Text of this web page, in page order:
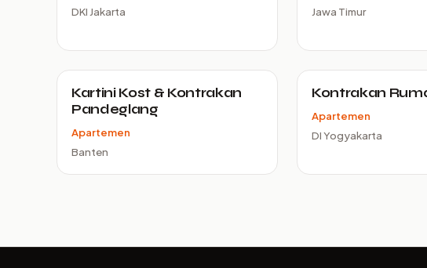
DKI Jakarta
Jawa Timur
Kartini Kost & Kontrakan
Pandeglang
Apartemen
Banten
Kontrakan
Apartemen
DI Yogyakarta